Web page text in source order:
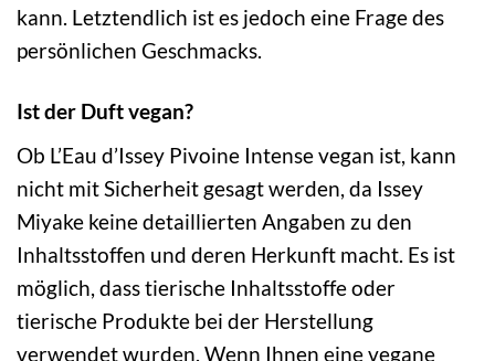
kann. Letztendlich ist es jedoch eine Frage des
persönlichen Geschmacks.
Ist der Duft vegan?
Ob L’Eau d’Issey Pivoine Intense vegan ist, kann
nicht mit Sicherheit gesagt werden, da Issey
Miyake keine detaillierten Angaben zu den
Inhaltsstoffen und deren Herkunft macht. Es ist
möglich, dass tierische Inhaltsstoffe oder
tierische Produkte bei der Herstellung
verwendet wurden. Wenn Ihnen eine vegane